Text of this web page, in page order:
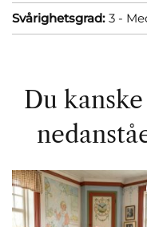
Svårighetsgrad: 3 -
Du